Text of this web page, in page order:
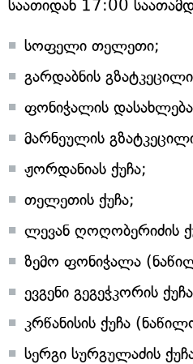
საათიდან 17:00
სოფელი თელეთი;
გარდაბნის
ფონიჭალის
მარნეულის
ჟორდანიას ქუჩა;
თელეთის ქუჩა;
ლევან ღოღობერიძის
ზემო ფონიჭალა
ევგენი გეგეჭკორის
კრწანისის ქუჩა
სერგი სურგულაძის